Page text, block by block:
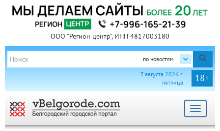
ООО "Регион центр", ИНН 4817003180
по новостям
18+
7 августа 2026 г.
пятница
Toggle